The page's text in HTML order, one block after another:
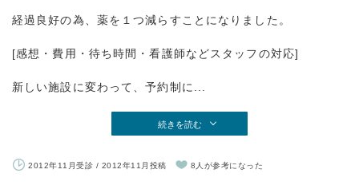
経過良好の為、薬を１つ減らすことになりました。
[感想・費用・待ち時間・看護師などスタッフの対応]
新しい施設に変わって、予約制に...
続きを読む
2012年11月受診 / 2012年11月投稿 8人が参考になった